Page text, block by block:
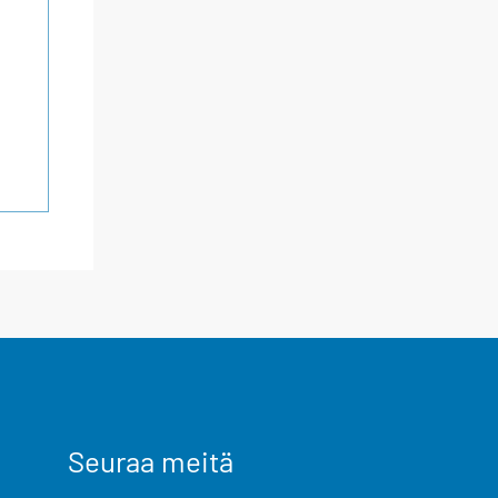
Seuraa meitä